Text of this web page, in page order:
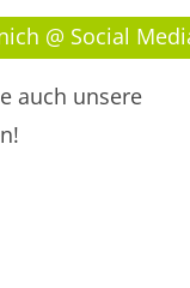
@ Social
auch unsere